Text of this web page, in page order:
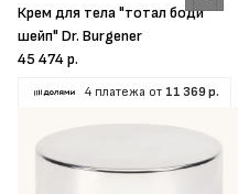
Крем для тела "тотал боди
шейп" Dr. Burgener
45 474 р.
4 платежа от 11 369 р.